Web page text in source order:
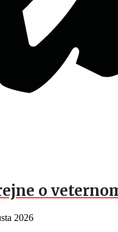
o
2026